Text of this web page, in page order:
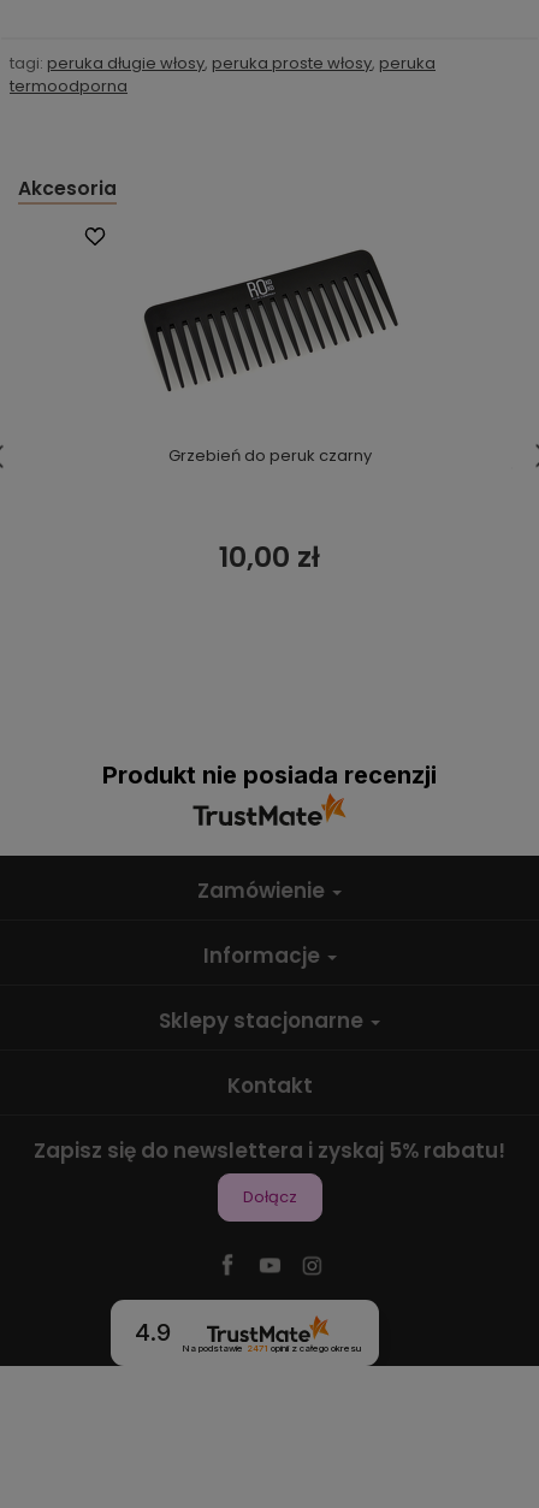
tagi: peruka długie włosy, peruka proste włosy, peruka
termoodporna
Akcesoria
Grzebień do peruk czarny
10,00 zł
Produkt nie posiada recenzji
Zamówienie
Informacje
Sklepy stacjonarne
Kontakt
Zapisz się do newslettera i zyskaj 5% rabatu!
Dołącz
4.9
Na podstawie 2471 opinii z całego okresu